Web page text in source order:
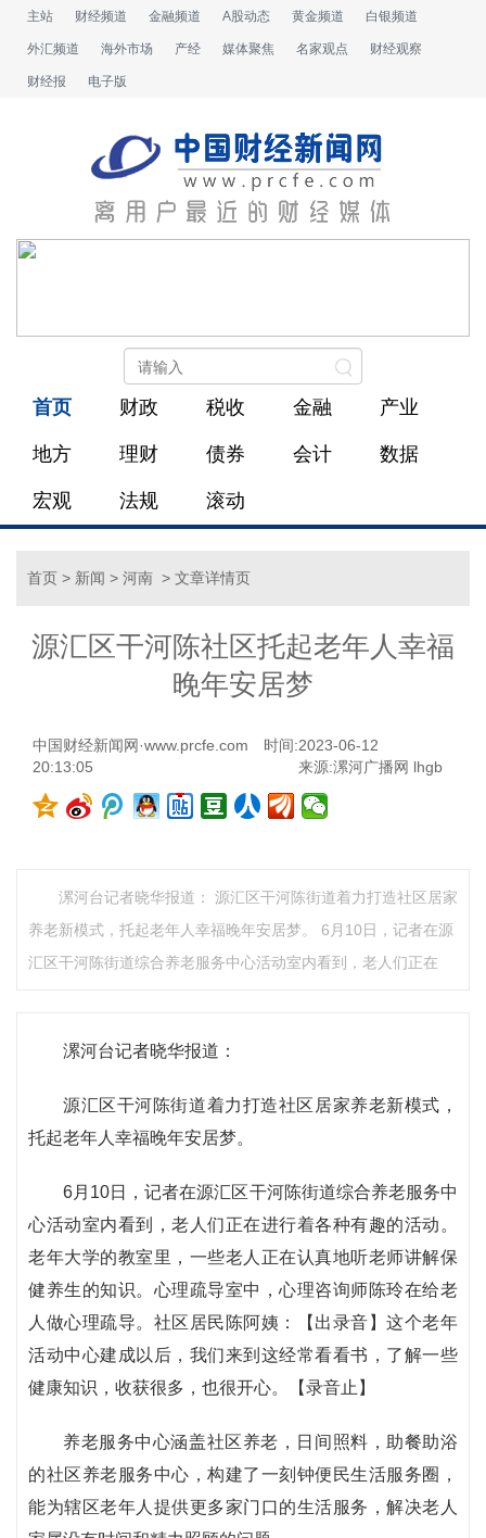
主站 财经频道 金融频道 A股动态 黄金频道 白银频道
外汇频道 海外市场 产经 媒体聚焦 名家观点 财经观察
财经报 电子版
首页 财政 税收 金融 产业
地方 理财 债券 会计 数据
宏观 法规 滚动
首页 > 新闻 > 河南 > 文章详情页
源汇区干河陈社区托起老年人幸福
晚年安居梦
中国财经新闻网·www.prcfe.com
时间:2023-06-12
20:13:05
来源:漯河广播网 lhgb
漯河台记者晓华报道： 源汇区干河陈街道着力打造社区居家
养老新模式，托起老年人幸福晚年安居梦。 6月10日，记者在源
汇区干河陈街道综合养老服务中心活动室内看到，老人们正在
漯河台记者晓华报道：
源汇区干河陈街道着力打造社区居家养老新模式，
托起老年人幸福晚年安居梦。
6月10日，记者在源汇区干河陈街道综合养老服务中
心活动室内看到，老人们正在进行着各种有趣的活动。
老年大学的教室里，一些老人正在认真地听老师讲解保
健养生的知识。心理疏导室中，心理咨询师陈玲在给老
人做心理疏导。社区居民陈阿姨：【出录音】这个老年
活动中心建成以后，我们来到这经常看看书，了解一些
健康知识，收获很多，也很开心。【录音止】
养老服务中心涵盖社区养老，日间照料，助餐助浴
的社区养老服务中心，构建了一刻钟便民生活服务圈，
能为辖区老年人提供更多家门口的生活服务，解决老人